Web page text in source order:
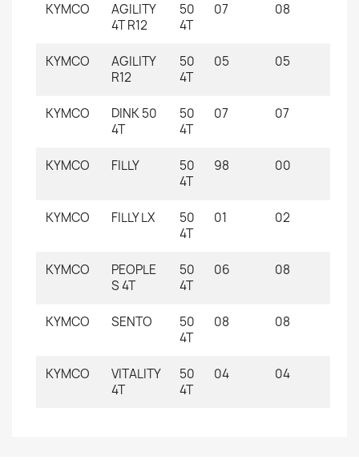
KYMCO
AGILITY
4T R12
50
4T
07 08
KYMCO
AGILITY
R12
50
4T
05 05
KYMCO
DINK 50
4T
50
4T
07 07
KYMCO FILLY
50
4T
98 00
KYMCO FILLY LX
50
4T
01 02
KYMCO
PEOPLE
S 4T
50
4T
06 08
KYMCO SENTO
50
4T
08 08
KYMCO
VITALITY
4T
50
4T
04 04